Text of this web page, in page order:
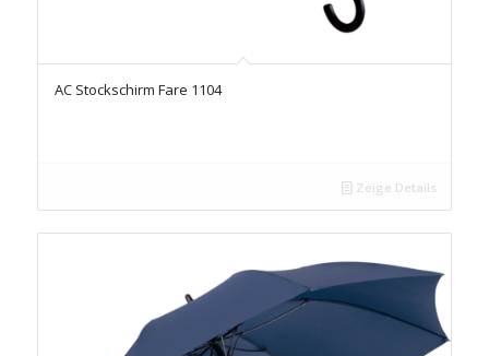
AC Stockschirm Fare 1104
Zeige Details